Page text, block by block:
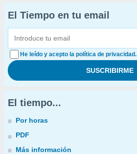
El Tiempo en tu email
He leído y acepto la política de privacidad.
El tiempo...
Por horas
PDF
Más información